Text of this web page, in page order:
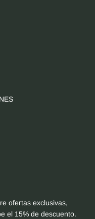
ofertas exclusivas,
el 15% de descuento.